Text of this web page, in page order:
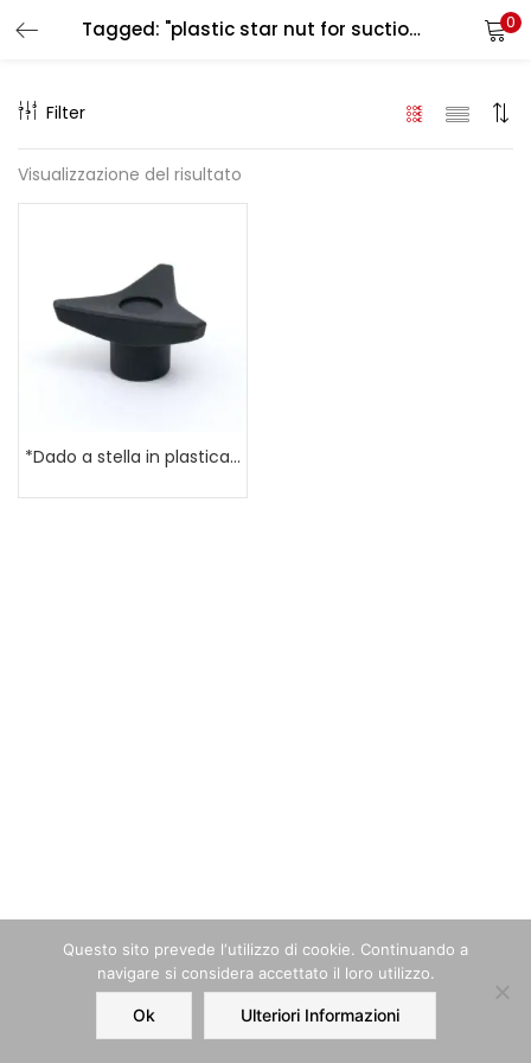
Tagged: "plastic star nut for suction cups M6" 0
Home Order Account
Filter
Visualizzazione del risultato
*Dado a stella in plastica, nero – con filettatura metallica M6
LOGIN REGISTER
Enter your username and password to login.
Remember me
Questo sito prevede l‘utilizzo di cookie. Continuando a
navigare si considera accettato il loro utilizzo.
Ok Ulteriori Informazioni